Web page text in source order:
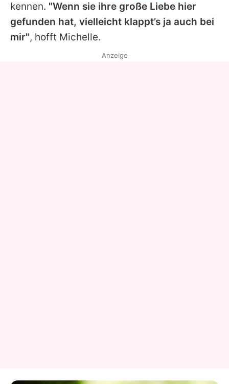
kennen. "Wenn sie ihre große Liebe hier
gefunden hat, vielleicht klappt’s ja auch bei
mir", hofft Michelle.
Anzeige